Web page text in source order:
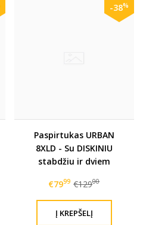
-38%
Paspirtukas URBAN
8XLD - Su DISKINIU
stabdžiu ir dviem
€7999 €12900